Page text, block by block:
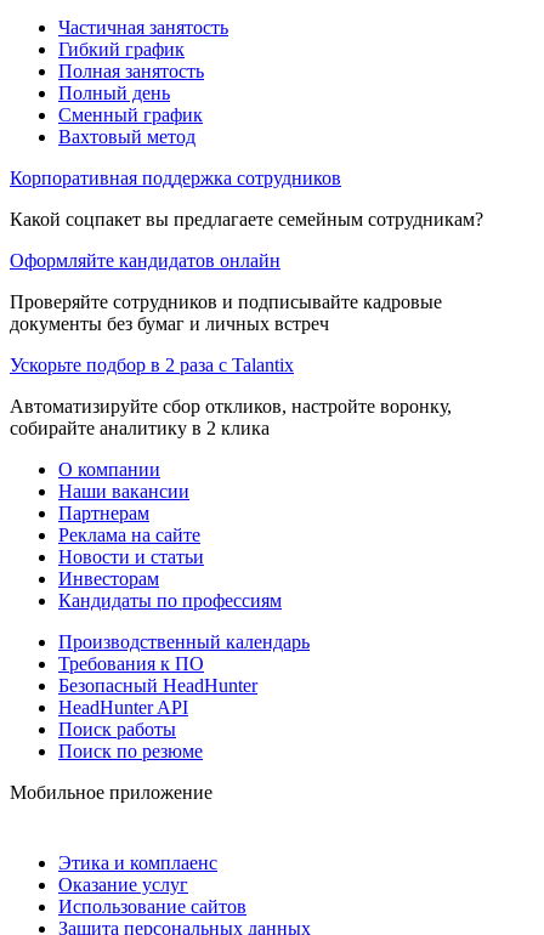
Частичная занятость
Гибкий график
Полная занятость
Полный день
Сменный график
Вахтовый метод
Корпоративная поддержка сотрудников
Какой соцпакет вы предлагаете семейным сотрудникам?
Оформляйте кандидатов онлайн
Проверяйте сотрудников и подписывайте кадровые
документы без бумаг и личных встреч
Ускорьте подбор в 2 раза с Talantix
Автоматизируйте сбор откликов, настройте воронку,
собирайте аналитику в 2 клика
О компании
Наши вакансии
Партнерам
Реклама на сайте
Новости и статьи
Инвесторам
Кандидаты по профессиям
Производственный календарь
Требования к ПО
Безопасный HeadHunter
HeadHunter API
Поиск работы
Поиск по резюме
Мобильное приложение
Этика и комплаенс
Оказание услуг
Использование сайтов
Защита персональных данных